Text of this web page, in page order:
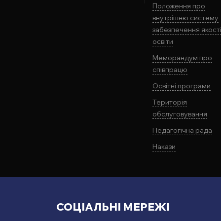
Положення про
внутрішню систему
забезпечення якості
освіти
Меморандум про
співпрацю
Освітні програми
Територія
обслуговування
Педагогічна рада
Накази
СОЦІАЛЬНІ МЕРЕЖІ